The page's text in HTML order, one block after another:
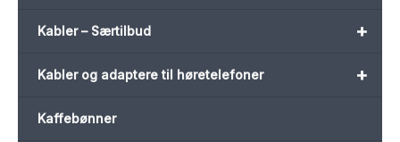
+
Kabler – Særtilbud
+
Kabler og adaptere til høretelefoner
Kaffebønner